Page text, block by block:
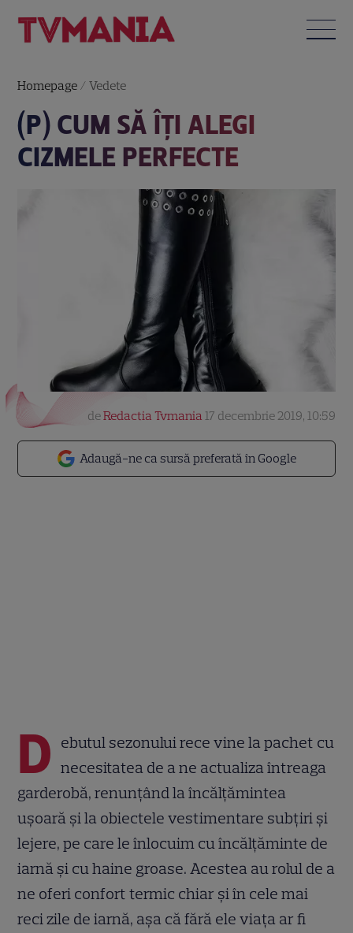
Homepage /Vedete
(P) CUM SĂ ÎȚI ALEGI
CIZMELE PERFECTE
Adaugă-ne ca sursă preferată în Google
deRedactia Tvmania 17 decembrie 2019, 10:59
D ebutul sezonului rece vine la pachet cu
necesitatea de a ne actualiza întreaga
garderobă, renunțând la încălțămintea
ușoară și la obiectele vestimentare subțiri și
lejere, pe care le înlocuim cu încălțăminte de
iarnă și cu haine groase. Acestea au rolul de a
ne oferi confort termic chiar și în cele mai
reci zile de iarnă, așa că fără ele viața ar fi